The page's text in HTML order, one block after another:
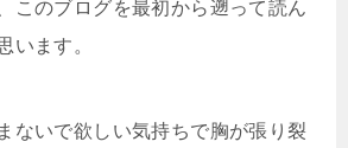
このブログを最初から遡って読ん
います。
ないで欲しい気持ちで胸が張り裂